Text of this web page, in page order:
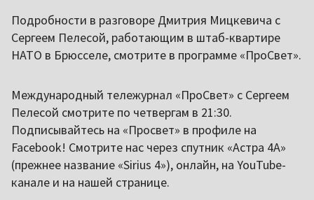
Подробности в разговоре Дмитрия Мицкевича с
Сергеем Пелесой, работающим в штаб-квартире
НАТО в Брюсселе, смотрите в программе «ПроСвет».
Международный тележурнал «ПроСвет» с Сергеем
Пелесой смотрите по четвергам в 21:30.
Подписывайтесь на «Просвет» в профиле на
Facebook! Смотрите нас через спутник «Астра 4A»
(прежнее название «Sirius 4»), онлайн, на YouTube-
канале и на нашей странице.